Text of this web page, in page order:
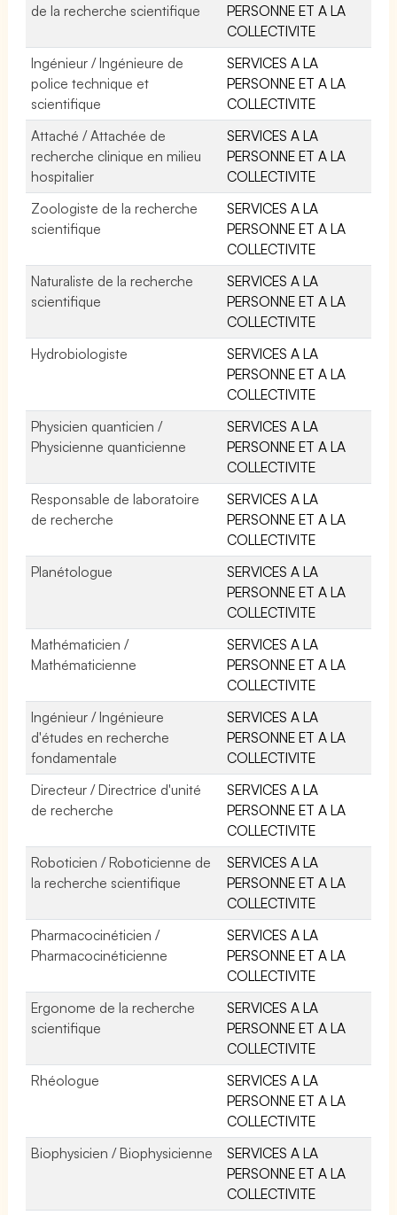
de la recherche scientifique
PERSONNE ET A LA
COLLECTIVITE
Ingénieur / Ingénieure de
police technique et
scientifique
SERVICES A LA
PERSONNE ET A LA
COLLECTIVITE
Attaché / Attachée de
recherche clinique en milieu
hospitalier
SERVICES A LA
PERSONNE ET A LA
COLLECTIVITE
Zoologiste de la recherche
scientifique
SERVICES A LA
PERSONNE ET A LA
COLLECTIVITE
Naturaliste de la recherche
scientifique
SERVICES A LA
PERSONNE ET A LA
COLLECTIVITE
Hydrobiologiste
SERVICES A LA
PERSONNE ET A LA
COLLECTIVITE
Physicien quanticien /
Physicienne quanticienne
SERVICES A LA
PERSONNE ET A LA
COLLECTIVITE
Responsable de laboratoire
de recherche
SERVICES A LA
PERSONNE ET A LA
COLLECTIVITE
Planétologue
SERVICES A LA
PERSONNE ET A LA
COLLECTIVITE
Mathématicien /
Mathématicienne
SERVICES A LA
PERSONNE ET A LA
COLLECTIVITE
Ingénieur / Ingénieure
d'études en recherche
fondamentale
SERVICES A LA
PERSONNE ET A LA
COLLECTIVITE
Directeur / Directrice d'unité
de recherche
SERVICES A LA
PERSONNE ET A LA
COLLECTIVITE
Roboticien / Roboticienne de
la recherche scientifique
SERVICES A LA
PERSONNE ET A LA
COLLECTIVITE
Pharmacocinéticien /
Pharmacocinéticienne
SERVICES A LA
PERSONNE ET A LA
COLLECTIVITE
Ergonome de la recherche
scientifique
SERVICES A LA
PERSONNE ET A LA
COLLECTIVITE
Rhéologue
SERVICES A LA
PERSONNE ET A LA
COLLECTIVITE
Biophysicien / Biophysicienne
SERVICES A LA
PERSONNE ET A LA
COLLECTIVITE